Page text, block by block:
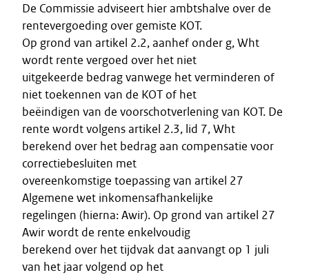
De Commissie adviseert hier ambtshalve over de
rentevergoeding over gemiste KOT.
Op grond van artikel 2.2, aanhef onder g, Wht
wordt rente vergoed over het niet
uitgekeerde bedrag vanwege het verminderen of
niet toekennen van de KOT of het
beëindigen van de voorschotverlening van KOT. De
rente wordt volgens artikel 2.3, lid 7, Wht
berekend over het bedrag aan compensatie voor
correctiebesluiten met
overeenkomstige toepassing van artikel 27
Algemene wet inkomensafhankelijke
regelingen (hierna: Awir). Op grond van artikel 27
Awir wordt de rente enkelvoudig
berekend over het tijdvak dat aanvangt op 1 juli
van het jaar volgend op het